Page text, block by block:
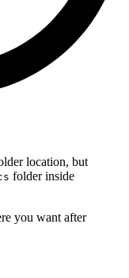
location, but
folder inside
you want after